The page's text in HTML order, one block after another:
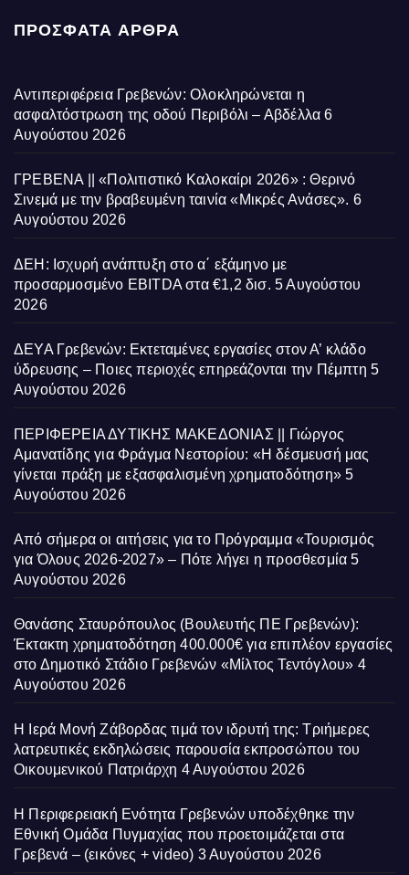
ΠΡΌΣΦΑΤΑ ΆΡΘΡΑ
Αντιπεριφέρεια Γρεβενών: Ολοκληρώνεται η
ασφαλτόστρωση της οδού Περιβόλι – Αβδέλλα 6
Αυγούστου 2026
ΓΡΕΒΕΝΑ || «Πολιτιστικό Καλοκαίρι 2026» : Θερινό
Σινεμά με την βραβευμένη ταινία «Μικρές Ανάσες». 6
Αυγούστου 2026
ΔΕΗ: Ισχυρή ανάπτυξη στο α΄ εξάμηνο με
προσαρμοσμένο EBITDA στα €1,2 δισ. 5 Αυγούστου
2026
ΔΕΥΑ Γρεβενών: Εκτεταμένες εργασίες στον Α’ κλάδο
ύδρευσης – Ποιες περιοχές επηρεάζονται την Πέμπτη 5
Αυγούστου 2026
ΠΕΡΙΦΕΡΕΙΑ ΔΥΤΙΚΗΣ ΜΑΚΕΔΟΝΙΑΣ || Γιώργος
Αμανατίδης για Φράγμα Νεστορίου: «Η δέσμευσή μας
γίνεται πράξη με εξασφαλισμένη χρηματοδότηση» 5
Αυγούστου 2026
Από σήμερα οι αιτήσεις για το Πρόγραμμα «Τουρισμός
για Όλους 2026-2027» – Πότε λήγει η προσθεσμία 5
Αυγούστου 2026
Θανάσης Σταυρόπουλος (Βουλευτής ΠΕ Γρεβενών):
Έκτακτη χρηματοδότηση 400.000€ για επιπλέον εργασίες
στο Δημοτικό Στάδιο Γρεβενών «Μίλτος Τεντόγλου» 4
Αυγούστου 2026
Η Ιερά Μονή Ζάβορδας τιμά τον ιδρυτή της: Τριήμερες
λατρευτικές εκδηλώσεις παρουσία εκπροσώπου του
Οικουμενικού Πατριάρχη 4 Αυγούστου 2026
Η Περιφερειακή Ενότητα Γρεβενών υποδέχθηκε την
Εθνική Ομάδα Πυγμαχίας που προετοιμάζεται στα
Γρεβενά – (εικόνες + video) 3 Αυγούστου 2026